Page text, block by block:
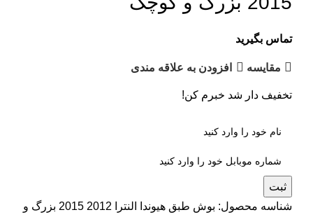
تماس بگیرید
مقایسه افزودن به علاقه مندی
تخفیف دار شد خبرم کن!
ثبت
شناسه محصول:
بوش طبق هیوندا النترا 2012 2015 بزرگ و